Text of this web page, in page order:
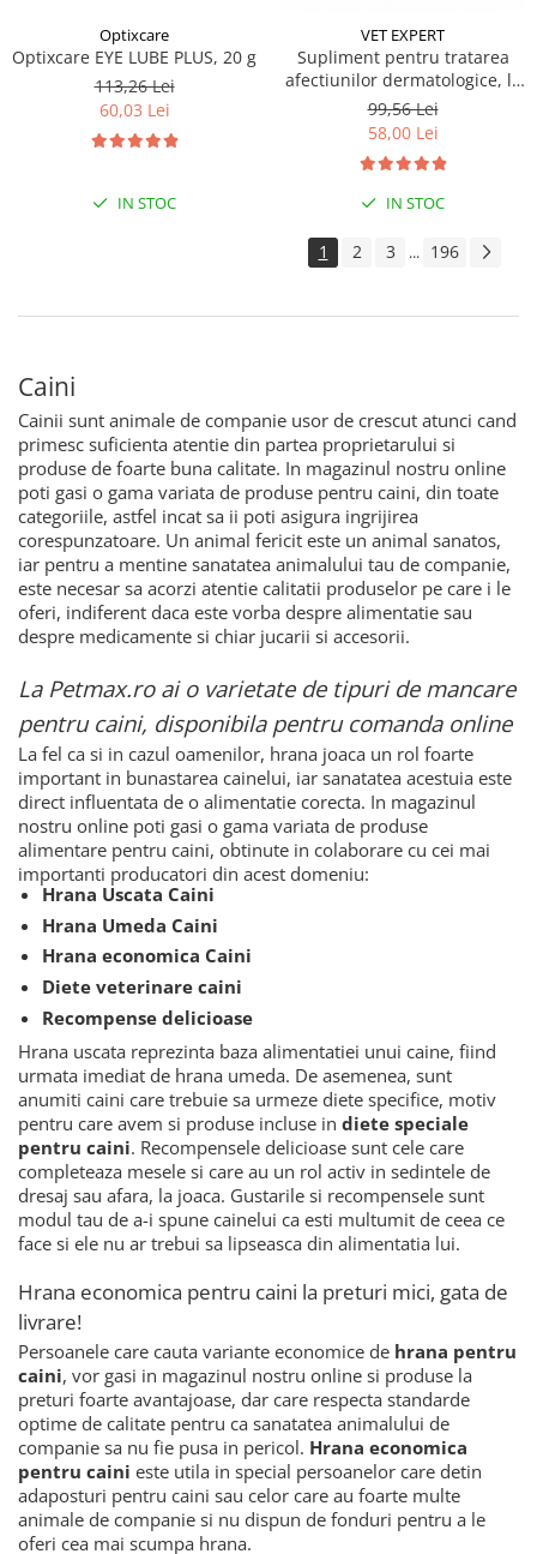
Optixcare
Optixcare EYE LUBE PLUS, 20 g
113,26 Lei
60,03 Lei
IN STOC
VET EXPERT
Supliment pentru tratarea
afectiunilor dermatologice, la
caini si pisici, talie mica,
VetoSkin Twist OFF, VetExpert,
60 capsule
99,56 Lei
58,00 Lei
IN STOC
1 2 3 ... 196
Caini
Cainii sunt animale de companie usor de crescut atunci cand
primesc suficienta atentie din partea proprietarului si
produse de foarte buna calitate. In magazinul nostru online
poti gasi o gama variata de produse pentru caini, din toate
categoriile, astfel incat sa ii poti asigura ingrijirea
corespunzatoare. Un animal fericit este un animal sanatos,
iar pentru a mentine sanatatea animalului tau de companie,
este necesar sa acorzi atentie calitatii produselor pe care i le
oferi, indiferent daca este vorba despre alimentatie sau
despre medicamente si chiar jucarii si accesorii.
La Petmax.ro ai o varietate de tipuri de mancare
pentru caini, disponibila pentru comanda online
La fel ca si in cazul oamenilor, hrana joaca un rol foarte
important in bunastarea cainelui, iar sanatatea acestuia este
direct influentata de o alimentatie corecta. In magazinul
nostru online poti gasi o gama variata de produse
alimentare pentru caini, obtinute in colaborare cu cei mai
importanti producatori din acest domeniu:
Hrana Uscata Caini
Hrana Umeda Caini
Hrana economica Caini
Diete veterinare caini
Recompense delicioase
Hrana uscata reprezinta baza alimentatiei unui caine, fiind
urmata imediat de hrana umeda. De asemenea, sunt
anumiti caini care trebuie sa urmeze diete specifice, motiv
pentru care avem si produse incluse in diete speciale
pentru caini. Recompensele delicioase sunt cele care
completeaza mesele si care au un rol activ in sedintele de
dresaj sau afara, la joaca. Gustarile si recompensele sunt
modul tau de a-i spune cainelui ca esti multumit de ceea ce
face si ele nu ar trebui sa lipseasca din alimentatia lui.
Hrana economica pentru caini la preturi mici, gata de
livrare!
Persoanele care cauta variante economice de hrana pentru
caini, vor gasi in magazinul nostru online si produse la
preturi foarte avantajoase, dar care respecta standarde
optime de calitate pentru ca sanatatea animalului de
companie sa nu fie pusa in pericol. Hrana economica
pentru caini este utila in special persoanelor care detin
adaposturi pentru caini sau celor care au foarte multe
animale de companie si nu dispun de fonduri pentru a le
oferi cea mai scumpa hrana.